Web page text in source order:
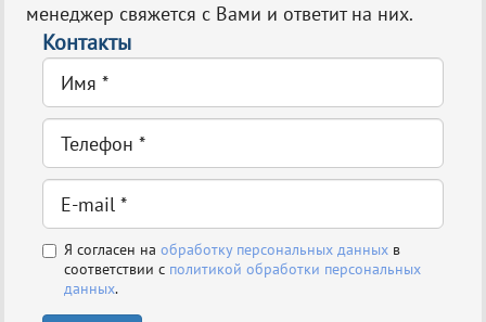
менеджер свяжется с Вами и ответит на них.
Контакты
Я согласен на обработку персональных данных в
соответствии с политикой обработки персональных
данных.